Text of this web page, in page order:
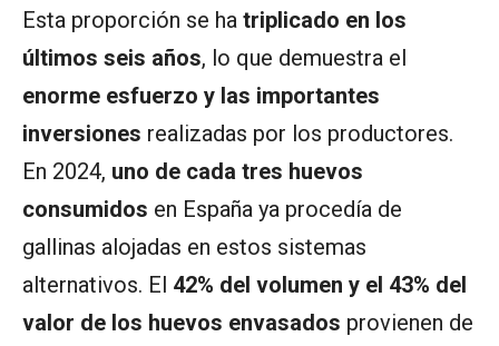
Esta proporción se ha triplicado en los
últimos seis años, lo que demuestra el
enorme esfuerzo y las importantes
inversiones realizadas por los productores.
En 2024, uno de cada tres huevos
consumidos en España ya procedía de
gallinas alojadas en estos sistemas
alternativos. El 42% del volumen y el 43% del
valor de los huevos envasados provienen de